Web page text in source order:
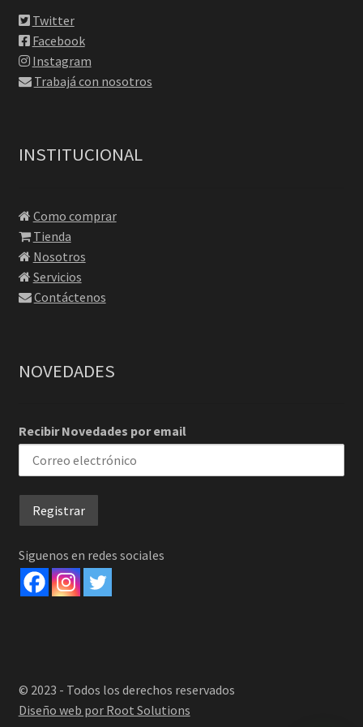
Twitter
Facebook
Instagram
Trabajá con nosotros
INSTITUCIONAL
Como comprar
Tienda
Nosotros
Servicios
Contáctenos
NOVEDADES
Recibir Novedades por email
Siguenos en redes sociales
© 2023 - Todos los derechos reservados
Diseño web por Root Solutions